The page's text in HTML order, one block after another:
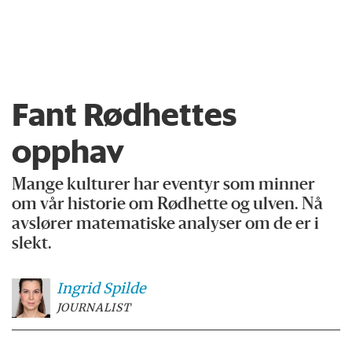
Fant Rødhettes
opphav
Mange kulturer har eventyr som minner
om vår historie om Rødhette og ulven. Nå
avslører matematiske analyser om de er i
slekt.
Ingrid Spilde
JOURNALIST